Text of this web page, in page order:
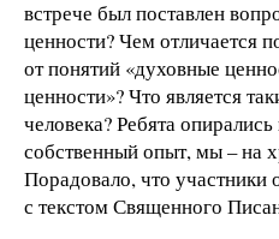
встрече был поставлен
ценности? Чем отличается
от понятий «духовные
ценности»? Что является
человека? Ребята
собственный опыт, мы – на
Порадовало, что участники
с текстом Священного